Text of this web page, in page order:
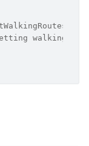
walking